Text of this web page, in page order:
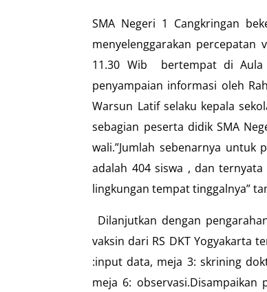
SMA Negeri 1 Cangkringan
menyelenggarakan percepatan
11.30 Wib bertempat di Aula
penyampaian informasi oleh
Warsun Latif selaku kepala
sebagian peserta didik SMA
wali.”Jumlah sebenarnya
adalah 404 siswa , dan
lingkungan tempat tinggalnya”
Dilanjutkan dengan
vaksin dari RS DKT Yogyakarta
:input data, meja 3: skrining
meja 6: